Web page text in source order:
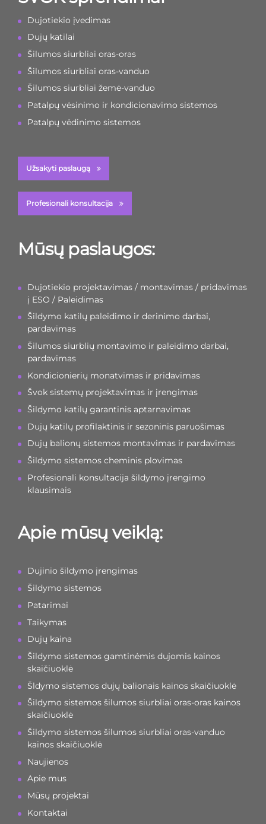
Dujotiekio įvedimas
Dujų katilai
Šilumos siurbliai oras-oras
Šilumos siurbliai oras-vanduo
Šilumos siurbliai žemė-vanduo
Patalpų vėsinimo ir kondicionavimo sistemos
Patalpų vėdinimo sistemos
Užsakyti paslaugą
Profesionali konsultacija
Mūsų paslaugos:
Dujotiekio projektavimas / montavimas / pridavimas
į ESO / Paleidimas
Šildymo katilų paleidimo ir derinimo darbai,
pardavimas
Šilumos siurblių montavimo ir paleidimo darbai,
pardavimas
Kondicionierių monatvimas ir pridavimas
Švok sistemų projektavimas ir įrengimas
Šildymo katilų garantinis aptarnavimas
Dujų katilų profilaktinis ir sezoninis paruošimas
Dujų balionų sistemos montavimas ir pardavimas
Šildymo sistemos cheminis plovimas
Profesionali konsultacija šildymo įrengimo
klausimais
Apie mūsų veiklą:
Dujinio šildymo įrengimas
Šildymo sistemos
Patarimai
Taikymas
Dujų kaina
Šildymo sistemos gamtinėmis dujomis kainos
skaičiuoklė
Šldymo sistemos dujų balionais kainos skaičiuoklė
Šildymo sistemos šilumos siurbliai oras-oras kainos
skaičiuoklė
Šildymo sistemos šilumos siurbliai oras-vanduo
kainos skaičiuoklė
Naujienos
Apie mus
Mūsų projektai
Kontaktai